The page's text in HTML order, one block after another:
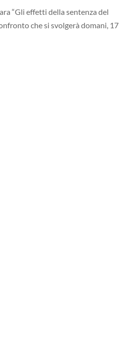
“Gli effetti della sentenza del
che si svolgerà domani, 17